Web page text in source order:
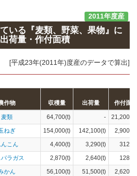
2011年度産
いる『麦類、野菜、果物』に
荷量・作付面積
[平成23年(2011年)度産のデータで算出]
作物 収穫量 出荷量 作付面積
麦類 64,700(t) -
ねぎ 154,000(t) 142,100(t)
こん 4,400(t) 3,290(t)
ラガス 2,870(t) 2,640(t)
かん 56,100(t) 51,500(t)